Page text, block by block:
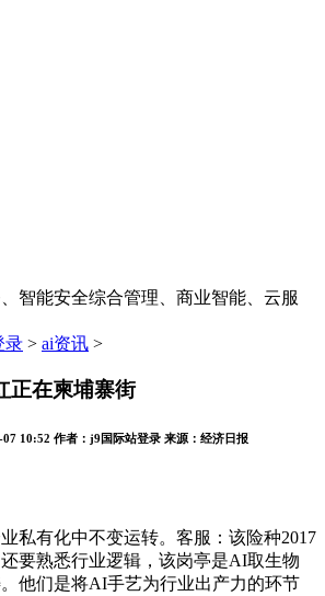
智能安全综合管理、商业智能、云服
录 > ai资讯 >
正在柬埔寨街
07 10:52 作者： j9国际站登录 来源： 经济日报
有化中不变运转。客服：该险种2017
要熟悉行业逻辑，该岗亭是AI取生物
他们是将AI手艺为行业出产力的环节